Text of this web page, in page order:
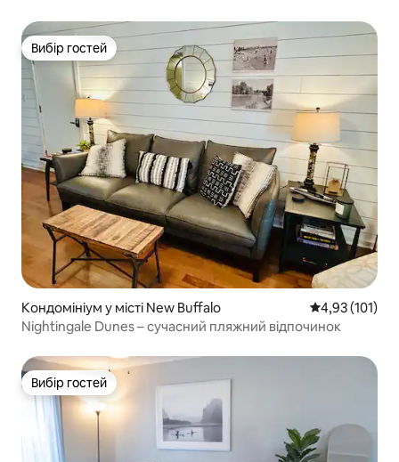
Вибір гостей
Вибір гостей
Кондомініум у місті New Buffalo Середня
4,93 (101)
Nightingale Dunes – сучасний пляжний відпочинок
Вибір гостей
Вибір гостей